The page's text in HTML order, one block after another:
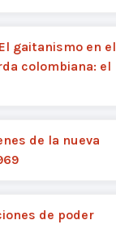
gaitanismo en el
colombiana: el
de la nueva
de poder